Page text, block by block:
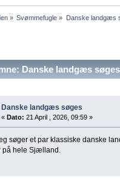
» Svømmefugle » Danske landgæs
Danske landgæs
Danske landgæs søges
« Dato: 21 April , 2026, 09:59 »
søger et par klassiske danske
på hele Sjælland.